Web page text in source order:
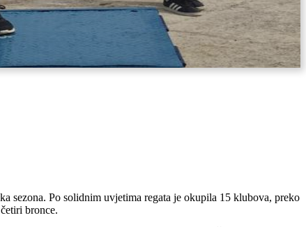
sezona. Po solidnim uvjetima regata je okupila 15 klubova, preko
bronce.